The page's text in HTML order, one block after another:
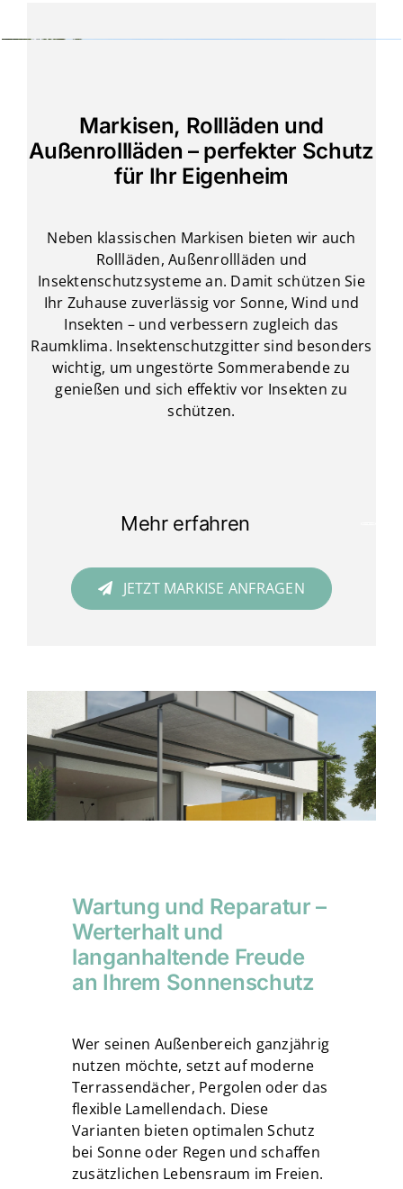
Markisen, Rollläden und
Außenrollläden – perfekter Schutz
für Ihr Eigenheim
Neben klassischen Markisen bieten wir auch
Rollläden, Außenrollläden und
Insektenschutzsysteme an. Damit schützen Sie
Ihr Zuhause zuverlässig vor Sonne, Wind und
Insekten – und verbessern zugleich das
Raumklima. Insektenschutzgitter sind besonders
wichtig, um ungestörte Sommerabende zu
genießen und sich effektiv vor Insekten zu
schützen.
Mehr erfahren
JETZT MARKISE ANFRAGEN
Wartung und Reparatur –
Werterhalt und
langanhaltende Freude
an Ihrem Sonnenschutz
Wer seinen Außenbereich ganzjährig
nutzen möchte, setzt auf moderne
Terrassendächer, Pergolen oder das
flexible Lamellendach. Diese
Varianten bieten optimalen Schutz
bei Sonne oder Regen und schaffen
zusätzlichen Lebensraum im Freien.